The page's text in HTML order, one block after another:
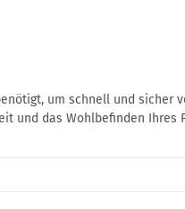
um schnell und sicher
und das Wohlbefinden Ihres